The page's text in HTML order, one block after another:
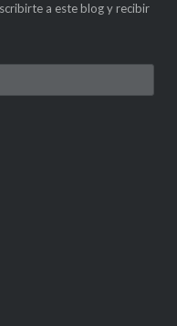
a este blog y recibir